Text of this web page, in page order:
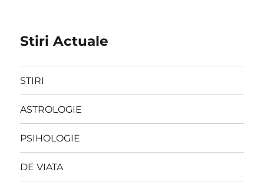
Stiri Actuale
STIRI
ASTROLOGIE
PSIHOLOGIE
DE VIATA